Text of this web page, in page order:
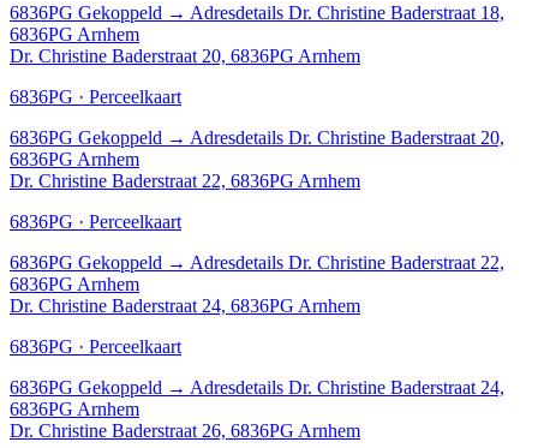
6836PG Gekoppeld → Adresdetails Dr. Christine Baderstraat 18,
6836PG Arnhem
Dr. Christine Baderstraat 20, 6836PG Arnhem
6836PG · Perceelkaart
6836PG Gekoppeld → Adresdetails Dr. Christine Baderstraat 20,
6836PG Arnhem
Dr. Christine Baderstraat 22, 6836PG Arnhem
6836PG · Perceelkaart
6836PG Gekoppeld → Adresdetails Dr. Christine Baderstraat 22,
6836PG Arnhem
Dr. Christine Baderstraat 24, 6836PG Arnhem
6836PG · Perceelkaart
6836PG Gekoppeld → Adresdetails Dr. Christine Baderstraat 24,
6836PG Arnhem
Dr. Christine Baderstraat 26, 6836PG Arnhem